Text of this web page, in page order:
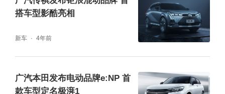
的移动终端，具有更强的感知能力和收集数据
的能力，车辆真正的智能化一定会带来更大的
颠覆性变革。
真正的智能汽车还可以持续的学习，进化成更
搭车型影酷亮相
新车 4年前
广汽本田发布电动品牌e:NP 首
款车型定名极湃1